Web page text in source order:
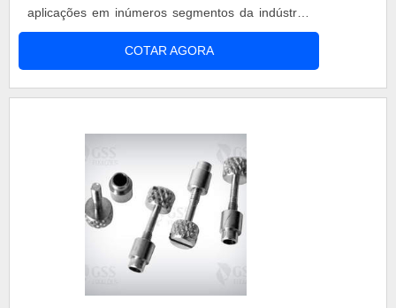
aplicações em inúmeros segmentos da indústria.
Na maioria das vezes, esse tipo de parafuso é
usado em objetos de madeira e seus similares.
Informações técnicas O parafuso é desenvolvido
COTAR AGORA